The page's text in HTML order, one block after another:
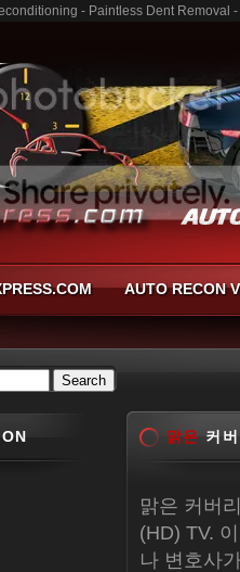
- Paintless Dent Removal
AUTO RECON
맑은 커
맑은 커버
(HD) TV.
나 변호사